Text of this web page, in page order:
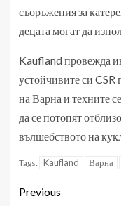
съоръжения за
децата могат да
Kaufland провежда
устойчивите си CSR
на Варна и техните
да се потопят
вълшебството на
Tags: Kaufland Варна
Previous